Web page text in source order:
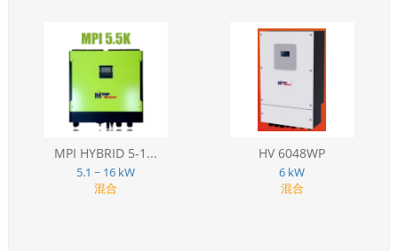
MPI HYBRID 5-1...
5.1 ~ 16 kW
混合
HV 6048WP
6 kW
混合